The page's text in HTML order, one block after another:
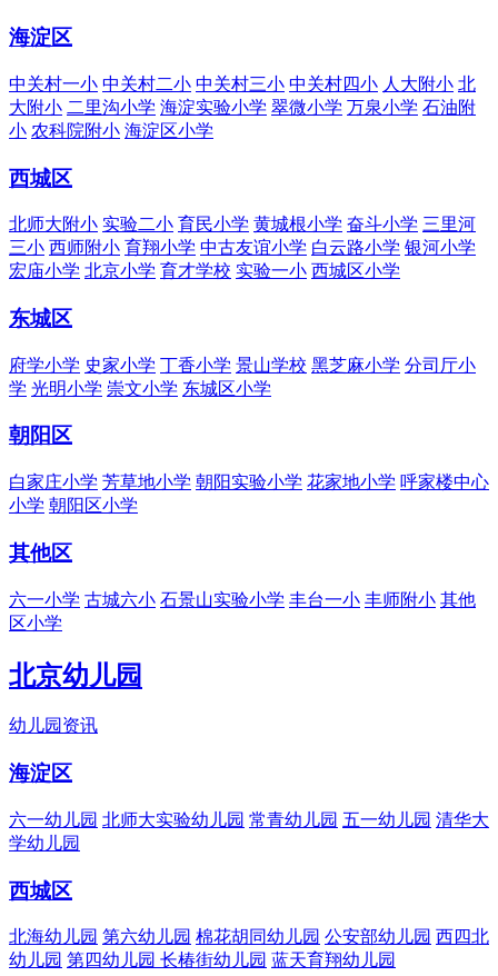
海淀区
中关村一小 中关村二小 中关村三小 中关村四小 人大附小 北
大附小 二里沟小学 海淀实验小学 翠微小学 万泉小学 石油附
小 农科院附小 海淀区小学
西城区
北师大附小 实验二小 育民小学 黄城根小学 奋斗小学 三里河
三小 西师附小 育翔小学 中古友谊小学 白云路小学 银河小学
宏庙小学 北京小学 育才学校 实验一小 西城区小学
东城区
府学小学 史家小学 丁香小学 景山学校 黑芝麻小学 分司厅小
学 光明小学 崇文小学 东城区小学
朝阳区
白家庄小学 芳草地小学 朝阳实验小学 花家地小学 呼家楼中心
小学 朝阳区小学
其他区
六一小学 古城六小 石景山实验小学 丰台一小 丰师附小 其他
区小学
北京幼儿园
幼儿园资讯
海淀区
六一幼儿园 北师大实验幼儿园 常青幼儿园 五一幼儿园 清华大
学幼儿园
西城区
北海幼儿园 第六幼儿园 棉花胡同幼儿园 公安部幼儿园 西四北
幼儿园 第四幼儿园 长椿街幼儿园 蓝天育翔幼儿园